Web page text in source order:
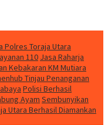
Polres Toraja Utara
110 Jasa Raharja
Kebakaran KM Mutiara
Tinjau Penanganan
Polisi Berhasil
Ayam Sembunyikan
Utara Berhasil Diamankan